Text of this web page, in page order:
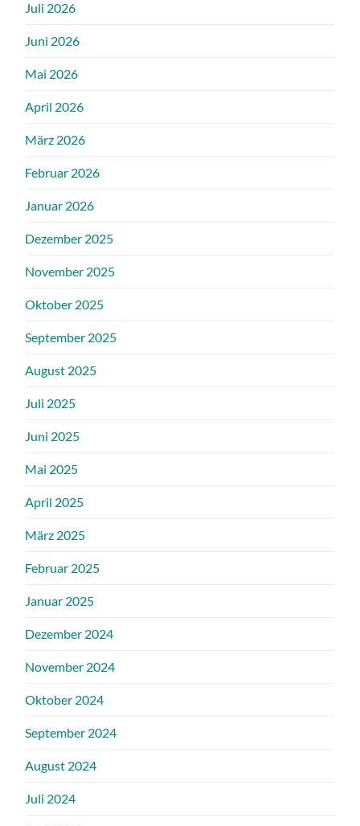
Juli 2026
Juni 2026
Mai 2026
April 2026
März 2026
Februar 2026
Januar 2026
Dezember 2025
November 2025
Oktober 2025
September 2025
August 2025
Juli 2025
Juni 2025
Mai 2025
April 2025
März 2025
Februar 2025
Januar 2025
Dezember 2024
November 2024
Oktober 2024
September 2024
August 2024
Juli 2024